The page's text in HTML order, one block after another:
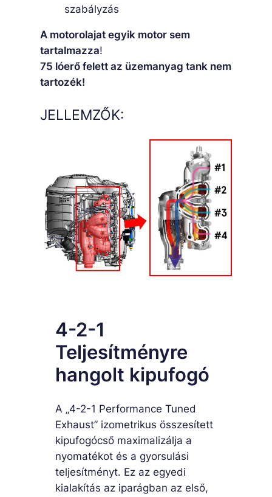
szabályzás
A motorolajat egyik motor sem
tartalmazza!
75 lóerő felett az üzemanyag tank nem
tartozék!
JELLEMZŐK:
4-2-1
Teljesítményre
hangolt kipufogó
A „4-2-1 Performance Tuned
Exhaust” izometrikus összesített
kipufogócső maximalizálja a
nyomatékot és a gyorsulási
teljesítményt. Ez az egyedi
kialakítás az iparágban az első,